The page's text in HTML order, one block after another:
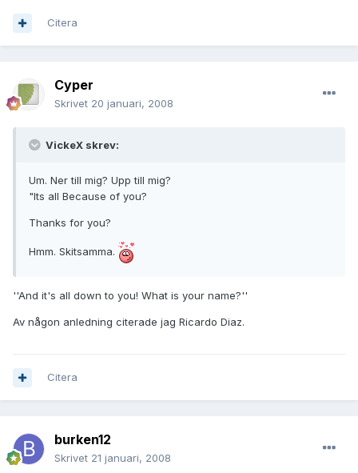
Citera
Cyper
Skrivet 20 januari, 2008
VickeX skrev:
Um. Ner till mig? Upp till mig?
"Its all Because of you?
Thanks for you?
Hmm. Skitsamma.
''And it's all down to you! What is your name?''
Av någon anledning citerade jag Ricardo Diaz.
Citera
burken12
Skrivet 21 januari, 2008